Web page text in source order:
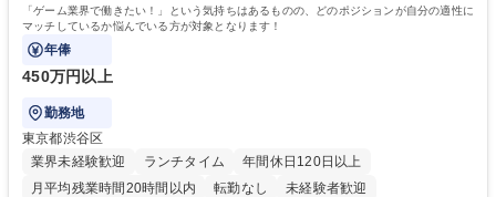
「ゲーム業界で働きたい！」という気持ちはあるものの、どのポジションが自分の適性に
マッチしているか悩んでいる方が対象となります！
年俸
450万円以上
勤務地
東京都渋谷区
業界未経験歓迎
ランチタイム
年間休日120日以上
月平均残業時間20時間以内
転勤なし
未経験者歓迎